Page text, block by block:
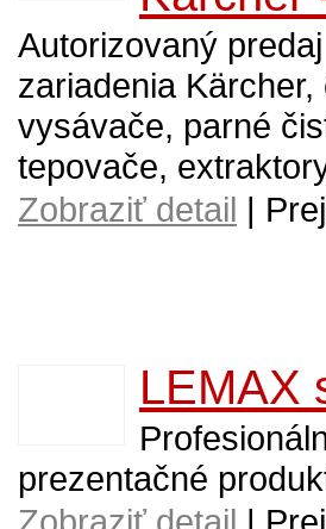
Autorizovaný
zariadenia
vysávače, parné
tepovače,
Zobraziť detail |
LEMAX
prezentačné